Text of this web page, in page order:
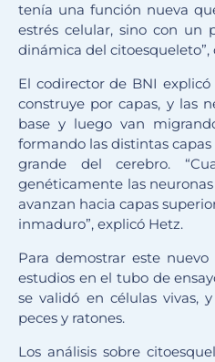
tenía una función nueva
estrés celular, sino con un
dinámica del
El codirector de BNI
construye por capas, y las
base y luego van
formando las distintas
grande del cerebro.
genéticamente las neuronas
avanzan hacia capas
inmaduro”, explicó Hetz.
Para demostrar este
estudios en el tubo de
se validó en células vivas,
peces y ratones.
Los análisis sobre